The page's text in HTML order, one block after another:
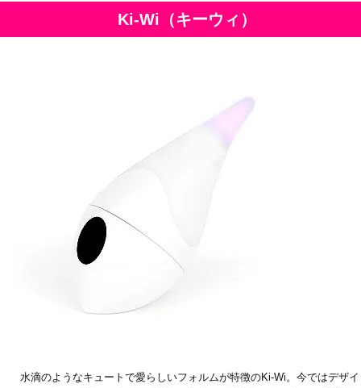
Ki-Wi（キーウィ）
水滴のようなキュートで愛らしいフォルムが特徴のKi-Wi。今ではデザイ